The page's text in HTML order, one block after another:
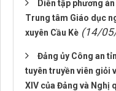
Diễn tập phương
Trung tâm Giáo dục
xuyên Cầu Kè (14/
Đảng ủy Công an
tuyên truyền viên giỏi
XIV của Đảng và Nghị